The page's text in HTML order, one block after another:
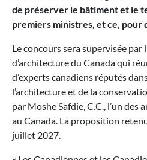
de préserver le bâtiment et le
premiers ministres, et ce, pour
Le concours sera supervisée par
d’architecture du Canada qui
d’experts canadiens réputés
l’architecture et de la
par Moshe Safdie, C.C., l’un
au Canada. La proposition
juillet 2027.